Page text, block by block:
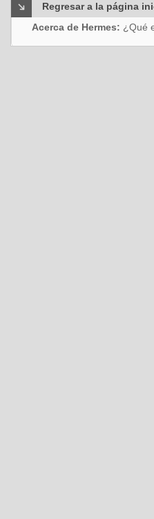
Regresar a la página
Acerca de Hermes: ¿Qué